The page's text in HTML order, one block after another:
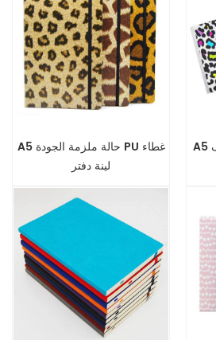
A5 حالة ملزمة الجودة PU غطاء
لينة دفتر
A5 حالة ملزمة فن ورقي غلاف